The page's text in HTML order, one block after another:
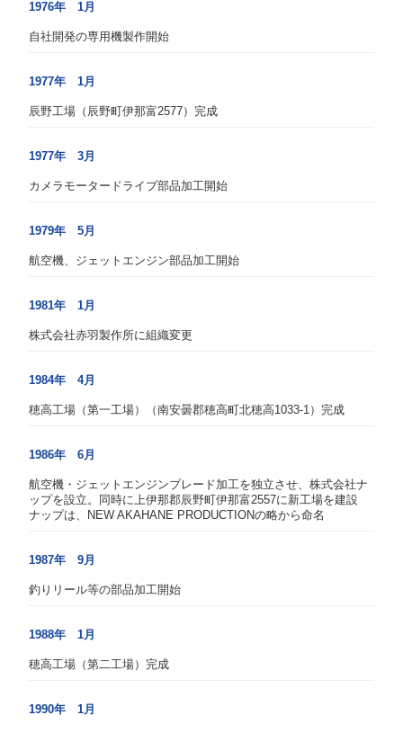
1976年 1月
自社開発の専用機製作開始
1977年 1月
辰野工場（辰野町伊那富2577）完成
1977年 3月
カメラモータードライブ部品加工開始
1979年 5月
航空機、ジェットエンジン部品加工開始
1981年 1月
株式会社赤羽製作所に組織変更
1984年 4月
穂高工場（第一工場）（南安曇郡穂高町北穂高1033-1）完成
1986年 6月
航空機・ジェットエンジンブレード加工を独立させ、株式会社ナ
ップを設立。同時に上伊那郡辰野町伊那富2557に新工場を建設
ナップは、NEW AKAHANE PRODUCTIONの略から命名
1987年 9月
釣りリール等の部品加工開始
1988年 1月
穂高工場（第二工場）完成
1990年 1月